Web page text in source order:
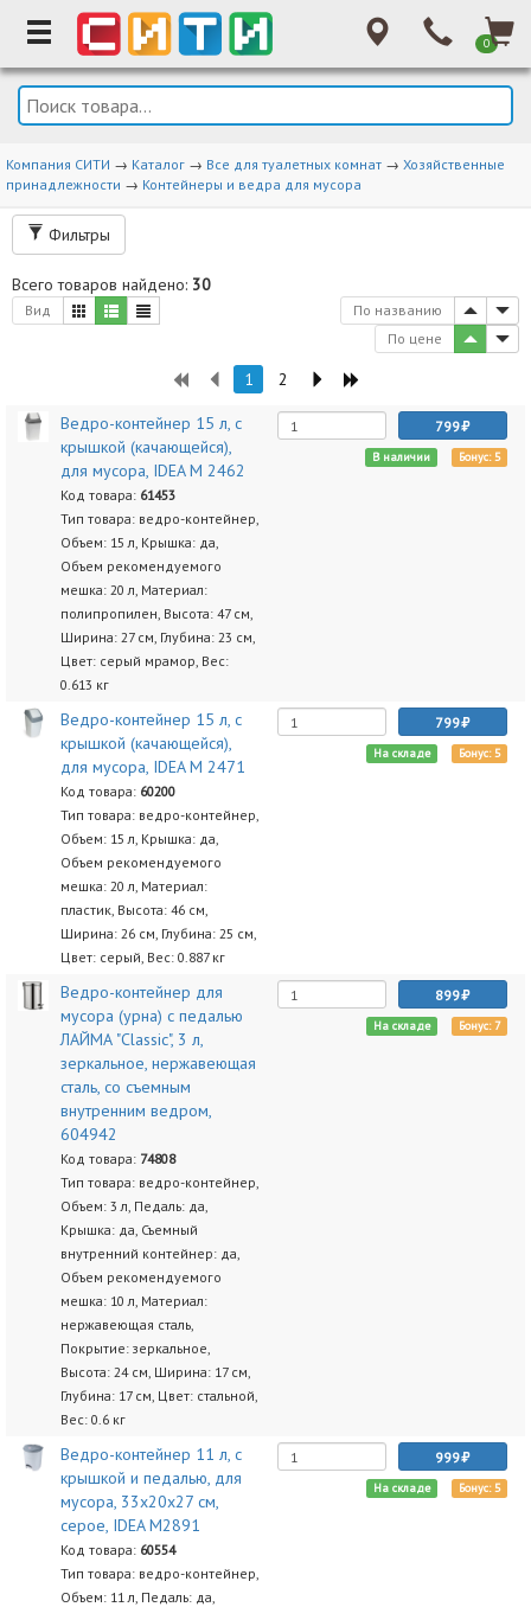
0
Компания СИТИ → Каталог → Все для туалетных комнат → Хозяйственные
принадлежности → Контейнеры и ведра для мусора
Фильтры
Всего товаров найдено: 30
Вид
По названию
По цене
1 2
Ведро-контейнер 15 л, с
крышкой (качающейся),
для мусора, IDEA М 2462
Код товара: 61453
Тип товара: ведро-контейнер,
Объем: 15 л, Крышка: да,
Объем рекомендуемого
мешка: 20 л, Материал:
полипропилен, Высота: 47 см,
Ширина: 27 см, Глубина: 23 см,
Цвет: серый мрамор, Вес:
0.613 кг
799
В наличии Бонус: 5
Ведро-контейнер 15 л, с
крышкой (качающейся),
для мусора, IDEA М 2471
Код товара: 60200
Тип товара: ведро-контейнер,
Объем: 15 л, Крышка: да,
Объем рекомендуемого
мешка: 20 л, Материал:
пластик, Высота: 46 см,
Ширина: 26 см, Глубина: 25 см,
Цвет: серый, Вес: 0.887 кг
799
На складе Бонус: 5
Ведро-контейнер для
мусора (урна) с педалью
ЛАЙМА "Classic", 3 л,
зеркальное, нержавеющая
сталь, со съемным
внутренним ведром,
604942
Код товара: 74808
Тип товара: ведро-контейнер,
Объем: 3 л, Педаль: да,
Крышка: да, Съемный
внутренний контейнер: да,
Объем рекомендуемого
мешка: 10 л, Материал:
нержавеющая сталь,
Покрытие: зеркальное,
Высота: 24 см, Ширина: 17 см,
Глубина: 17 см, Цвет: стальной,
Вес: 0.6 кг
899
На складе Бонус: 7
Ведро-контейнер 11 л, с
крышкой и педалью, для
мусора, 33х20х27 см,
серое, IDEA М2891
Код товара: 60554
Тип товара: ведро-контейнер,
Объем: 11 л, Педаль: да,
999
На складе Бонус: 5